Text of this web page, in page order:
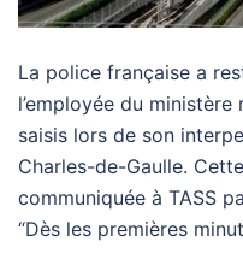
La police française a
l’employée du
saisis lors de son
Charles-de-Gaulle.
communiquée à TASS
“Dès les premières